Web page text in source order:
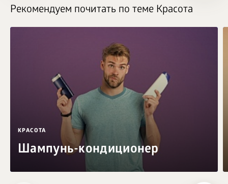
Рекомендуем почитать по теме Красота
КРАСОТА
Шампунь-кондиционер